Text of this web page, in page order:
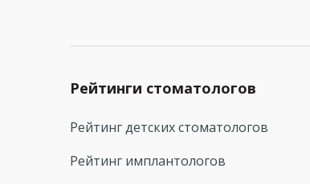
Рейтинги стоматологов
Рейтинг детских стоматологов
Рейтинг имплантологов